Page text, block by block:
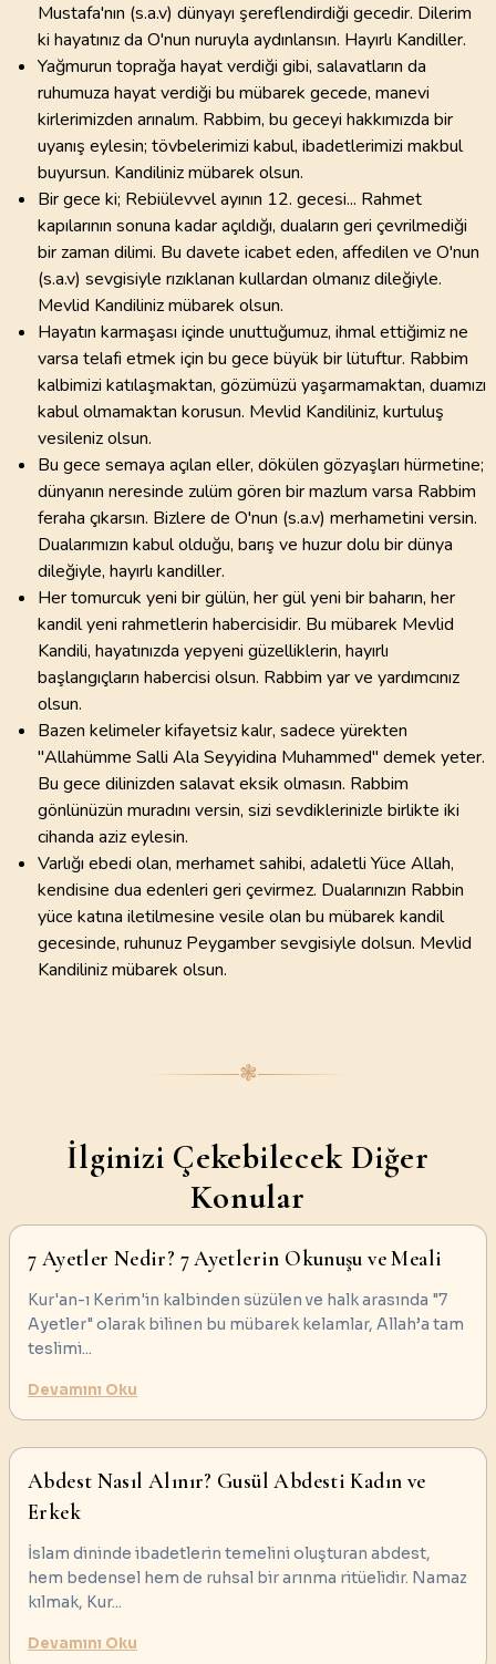
Mustafa'nın (s.a.v) dünyayı şereflendirdiği gecedir. Dilerim
ki hayatınız da O'nun nuruyla aydınlansın. Hayırlı Kandiller.
Yağmurun toprağa hayat verdiği gibi, salavatların da
ruhumuza hayat verdiği bu mübarek gecede, manevi
kirlerimizden arınalım. Rabbim, bu geceyi hakkımızda bir
uyanış eylesin; tövbelerimizi kabul, ibadetlerimizi makbul
buyursun. Kandiliniz mübarek olsun.
Bir gece ki; Rebiülevvel ayının 12. gecesi... Rahmet
kapılarının sonuna kadar açıldığı, duaların geri çevrilmediği
bir zaman dilimi. Bu davete icabet eden, affedilen ve O'nun
(s.a.v) sevgisiyle rızıklanan kullardan olmanız dileğiyle.
Mevlid Kandiliniz mübarek olsun.
Hayatın karmaşası içinde unuttuğumuz, ihmal ettiğimiz ne
varsa telafi etmek için bu gece büyük bir lütuftur. Rabbim
kalbimizi katılaşmaktan, gözümüzü yaşarmamaktan, duamızı
kabul olmamaktan korusun. Mevlid Kandiliniz, kurtuluş
vesileniz olsun.
Bu gece semaya açılan eller, dökülen gözyaşları hürmetine;
dünyanın neresinde zulüm gören bir mazlum varsa Rabbim
feraha çıkarsın. Bizlere de O'nun (s.a.v) merhametini versin.
Dualarımızın kabul olduğu, barış ve huzur dolu bir dünya
dileğiyle, hayırlı kandiller.
Her tomurcuk yeni bir gülün, her gül yeni bir baharın, her
kandil yeni rahmetlerin habercisidir. Bu mübarek Mevlid
Kandili, hayatınızda yepyeni güzelliklerin, hayırlı
başlangıçların habercisi olsun. Rabbim yar ve yardımcınız
olsun.
Bazen kelimeler kifayetsiz kalır, sadece yürekten
"Allahümme Salli Ala Seyyidina Muhammed" demek yeter.
Bu gece dilinizden salavat eksik olmasın. Rabbim
gönlünüzün muradını versin, sizi sevdiklerinizle birlikte iki
cihanda aziz eylesin.
Varlığı ebedi olan, merhamet sahibi, adaletli Yüce Allah,
kendisine dua edenleri geri çevirmez. Dualarınızın Rabbin
yüce katına iletilmesine vesile olan bu mübarek kandil
gecesinde, ruhunuz Peygamber sevgisiyle dolsun. Mevlid
Kandiliniz mübarek olsun.
❃
İlginizi Çekebilecek Diğer
Konular
7 Ayetler Nedir? 7 Ayetlerin Okunuşu ve Meali
Kur'an-ı Kerim'in kalbinden süzülen ve halk arasında "7
Ayetler" olarak bilinen bu mübarek kelamlar, Allah’a tam
teslimi...
Devamını Oku
Abdest Nasıl Alınır? Gusül Abdesti Kadın ve
Erkek
İslam dininde ibadetlerin temelini oluşturan abdest,
hem bedensel hem de ruhsal bir arınma ritüelidir. Namaz
kılmak, Kur...
Devamını Oku